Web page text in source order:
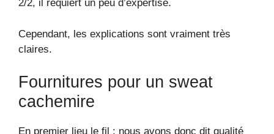
2/2, il requiert un peu d’expertise.
Cependant, les explications sont vraiment très
claires.
Fournitures pour un sweat
cachemire
En premier lieu le fil : nous avons donc dit qualité